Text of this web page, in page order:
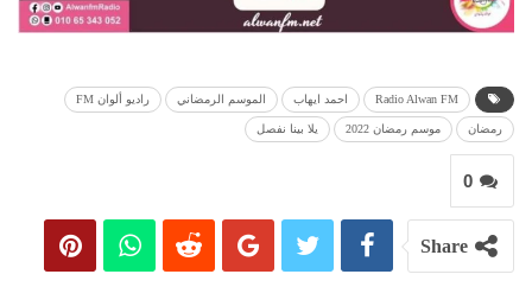
Radio Alwan FM احمد ايهاب الموسم الرمضاني راديو ألوان FM
رمضان موسم رمضان 2022 يلا بينا نفصل
0
Share